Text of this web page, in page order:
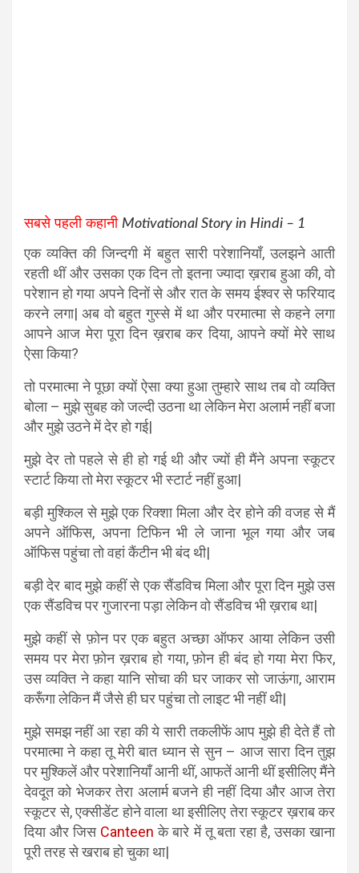
सबसे पहली कहानी Motivational Story in Hindi – 1
एक व्यक्ति की जिन्दगी में बहुत सारी परेशानियाँ, उलझने आती
रहती थीं और उसका एक दिन तो इतना ज्यादा ख़राब हुआ की, वो
परेशान हो गया अपने दिनों से और रात के समय ईश्वर से फरियाद
करने लगा| अब वो बहुत गुस्से में था और परमात्मा से कहने लगा
आपने आज मेरा पूरा दिन ख़राब कर दिया, आपने क्यों मेरे साथ
ऐसा किया?
तो परमात्मा ने पूछा क्यों ऐसा क्या हुआ तुम्हारे साथ तब वो व्यक्ति
बोला – मुझे सुबह को जल्दी उठना था लेकिन मेरा अलार्म नहीं बजा
और मुझे उठने में देर हो गई|
मुझे देर तो पहले से ही हो गई थी और ज्यों ही मैंने अपना स्कूटर
स्टार्ट किया तो मेरा स्कूटर भी स्टार्ट नहीं हुआ|
बड़ी मुश्किल से मुझे एक रिक्शा मिला और देर होने की वजह से मैं
अपने ऑफिस, अपना टिफिन भी ले जाना भूल गया और जब
ऑफिस पहुंचा तो वहां कैंटीन भी बंद थी|
बड़ी देर बाद मुझे कहीं से एक सैंडविच मिला और पूरा दिन मुझे उस
एक सैंडविच पर गुजारना पड़ा लेकिन वो सैंडविच भी ख़राब था|
मुझे कहीं से फ़ोन पर एक बहुत अच्छा ऑफर आया लेकिन उसी
समय पर मेरा फ़ोन ख़राब हो गया, फ़ोन ही बंद हो गया मेरा फिर,
उस व्यक्ति ने कहा यानि सोचा की घर जाकर सो जाऊंगा, आराम
करूँगा लेकिन मैं जैसे ही घर पहुंचा तो लाइट भी नहीं थी|
मुझे समझ नहीं आ रहा की ये सारी तकलीफें आप मुझे ही देते हैं तो
परमात्मा ने कहा तू मेरी बात ध्यान से सुन – आज सारा दिन तुझ
पर मुश्किलें और परेशानियाँ आनी थीं, आफतें आनी थीं इसीलिए मैंने
देवदूत को भेजकर तेरा अलार्म बजने ही नहीं दिया और आज तेरा
स्कूटर से, एक्सीडेंट होने वाला था इसीलिए तेरा स्कूटर ख़राब कर
दिया और जिस Canteen के बारे में तू बता रहा है, उसका खाना
पूरी तरह से खराब हो चुका था|